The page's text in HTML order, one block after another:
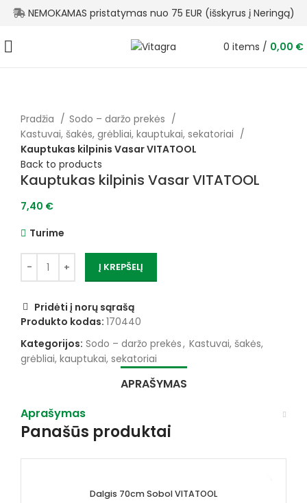
NEMOKAMAS pristatymas nuo 75 EUR (išskyrus į Neringą)
0 items / 0,00 €
Pradžia
Sodo – daržo prekės
Kastuvai, šakės, grėbliai, kauptukai, sekatoriai
Kauptukas kilpinis Vasar VITATOOL
Back to products
Kauptukas kilpinis Vasar VITATOOL
7,40 €
Turime
Į KREPŠELĮ
Pridėti į norų sąrašą
Produkto kodas: 170440
Kategorijos: Sodo – daržo prekės, Kastuvai, šakės,
grėbliai, kauptukai, sekatoriai
APRAŠYMAS
Aprašymas
Panašūs produktai
Dalgis 70cm Sobol VITATOOL